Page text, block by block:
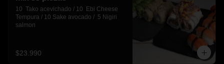
10  Tako acevichado / 10  Ebi Cheese
Tempura / 10 Sake avocado /  5 Nigiri
salmon
$23.990